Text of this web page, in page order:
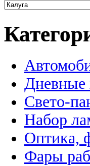
Дневные
Свето-
Набор
Оптика,
Фары